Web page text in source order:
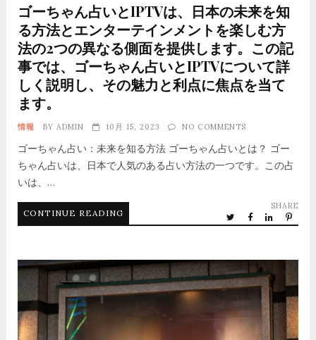
ゴーちゃん占いとIPTVは、日本の未来を知
る方法とエンターテインメントを楽しむ方
法の2つの異なる側面を提供します。この記
事では、ゴーちゃん占いとIPTVについて詳
しく説明し、その魅力と利点に焦点を当て
ます。
情報 BY ADMIN 10月 15, 2023 NO COMMENTS
ゴーちゃん占い：未来を知る方法 ゴーちゃん占いとは？ ゴー
ちゃん占いは、日本で人気のある占い方法の一つです。この占
いは、…
CONTINUE READING
SHARE